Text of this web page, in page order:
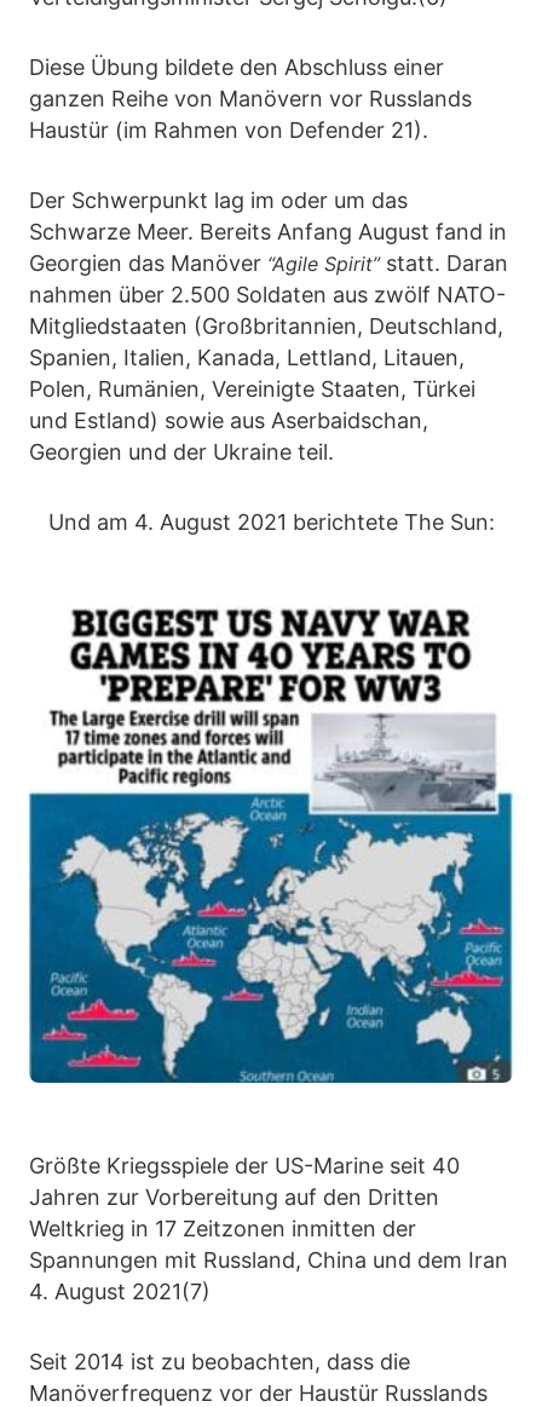
Diese Übung bildete den Abschluss einer
ganzen Reihe von Manövern vor Russlands
Haustür (im Rahmen von Defender 21).
Der Schwerpunkt lag im oder um das
Schwarze Meer. Bereits Anfang August fand in
Georgien das Manöver “Agile Spirit”statt. Daran
nahmen über 2.500 Soldaten aus zwölf NATO-
Mitgliedstaaten (Großbritannien, Deutschland,
Spanien, Italien, Kanada, Lettland, Litauen,
Polen, Rumänien, Vereinigte Staaten, Türkei
und Estland) sowie aus Aserbaidschan,
Georgien und der Ukraine teil.
Und am 4. August 2021 berichtete The Sun:
Größte Kriegsspiele der US-Marine seit 40
Jahren zur Vorbereitung auf den Dritten
Weltkrieg in 17 Zeitzonen inmitten der
Spannungen mit Russland, China und dem Iran
4. August 2021(7)
Seit 2014 ist zu beobachten, dass die
Manöverfrequenz vor der Haustür Russlands